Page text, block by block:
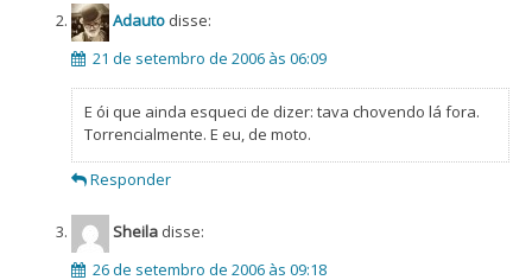
Adauto disse:
21 de setembro de 2006 às 06:09
E ói que ainda esqueci de dizer: tava chovendo lá fora.
Torrencialmente. E eu, de moto.
Responder
Sheila disse:
26 de setembro de 2006 às 09:18